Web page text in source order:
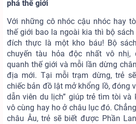
phá thế giới
Với những cô nhóc cậu nhóc hay
thế giới bao la ngoài kia thì bộ sách
đích thực là một kho báu! Bộ
chuyến tàu hỏa độc nhất vô nhị,
quanh thế giới và mỗi lần dừng
địa mới. Tại mỗi trạm dừng, trẻ
chiếc bản đồ lật mở khổng lồ, đóng
dẫn viên du lịch” giúp trẻ tìm tòi và
vô cùng hay ho ở châu lục đó.
châu Âu, trẻ sẽ biết được Phần